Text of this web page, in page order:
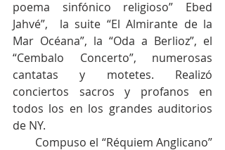
poema sinfónico religioso” Ebed
Jahvé”,  la suite “El Almirante de la
Mar Océana”, la “Oda a Berlioz”, el
“Cembalo Concerto”, numerosas
cantatas y motetes. Realizó
conciertos sacros y profanos en
todos los en los grandes auditorios
de NY.